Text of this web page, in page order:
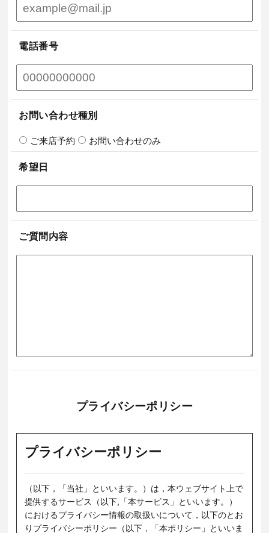
電話番号
お問い合わせ種別
ご来店予約 お問い合わせのみ
希望日
ご質問内容
プライバシーポリシー
プライバシーポリシー
（以下，「当社」といいます。）は，本ウェブサイト上で
提供するサービス（以下,「本サービス」といいます。）
におけるプライバシー情報の取扱いについて，以下のとお
りプライバシーポリシー（以下，「本ポリシー」といいま